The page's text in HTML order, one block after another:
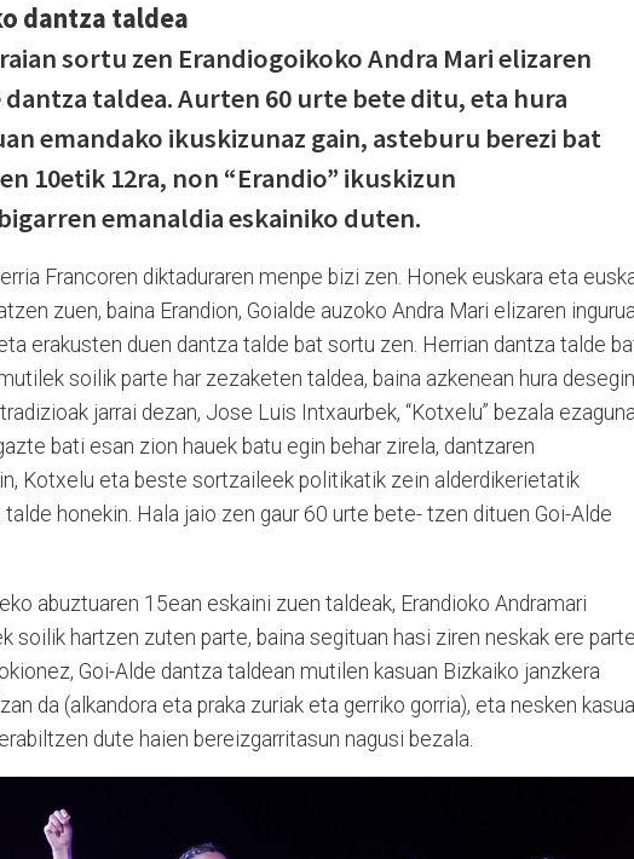
dantza taldea
sortu zen Erandiogoikoko Andra Mari elizaren
taldea. Aurten 60 urte bete ditu, eta hura
emandako ikuskizunaz gain, asteburu berezi bat
10etik 12ra, non “Erandio” ikuskizun
emanaldia eskainiko duten.
Francoren diktaduraren menpe bizi zen. Honek euskara eta
zuen, baina Erandion, Goialde auzoko Andra Mari elizaren
erakusten duen dantza talde bat sortu zen. Herrian dantza talde
soilik parte har zezaketen taldea, baina azkenean hura desegin
jarrai dezan, Jose Luis Intxaurbek, “Kotxelu” bezala
bati esan zion hauek batu egin behar zirela, dantzaren
Kotxelu eta beste sortzaileek politikatik zein alderdikerietatik
honekin. Hala jaio zen gaur 60 urte bete- tzen dituen Goi-Alde
abuztuaren 15ean eskaini zuen taldeak, Erandioko Andramari
soilik hartzen zuten parte, baina segituan hasi ziren neskak ere
Goi-Alde dantza taldean mutilen kasuan Bizkaiko janzkera
da (alkandora eta praka zuriak eta gerriko gorria), eta nesken
dute haien bereizgarritasun nagusi bezala.